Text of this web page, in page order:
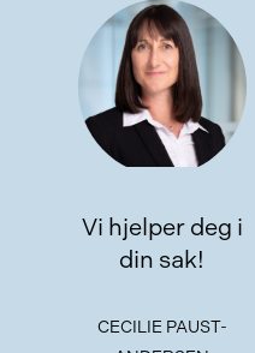
Vi hjelper deg i
din sak!
CECILIE PAUST-